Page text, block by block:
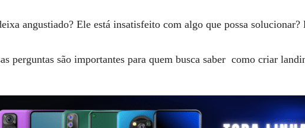
angustiado? Ele está insatisfeito com algo que possa
perguntas são importantes para quem busca saber como criar